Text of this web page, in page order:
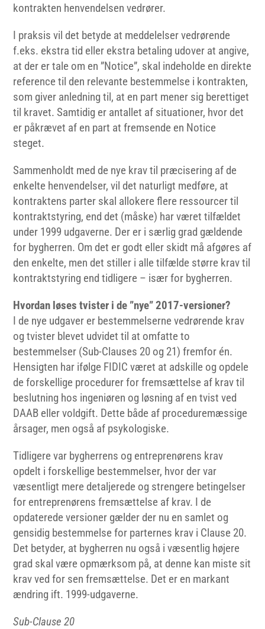
kontrakten henvendelsen vedrører.
I praksis vil det betyde at meddelelser vedrørende
f.eks. ekstra tid eller ekstra betaling udover at angive,
at der er tale om en ”Notice”, skal indeholde en direkte
reference til den relevante bestemmelse i kontrakten,
som giver anledning til, at en part mener sig berettiget
til kravet. Samtidig er antallet af situationer, hvor det
er påkrævet af en part at fremsende en Notice
steget.
Sammenholdt med de nye krav til præcisering af de
enkelte henvendelser, vil det naturligt medføre, at
kontraktens parter skal allokere flere ressourcer til
kontraktstyring, end det (måske) har været tilfældet
under 1999 udgaverne. Der er i særlig grad gældende
for bygherren. Om det er godt eller skidt må afgøres af
den enkelte, men det stiller i alle tilfælde større krav til
kontraktstyring end tidligere – især for bygherren.
Hvordan løses tvister i de ”nye” 2017-versioner?
I de nye udgaver er bestemmelserne vedrørende krav
og tvister blevet udvidet til at omfatte to
bestemmelser (Sub-Clauses 20 og 21) fremfor én.
Hensigten har ifølge FIDIC været at adskille og opdele
de forskellige procedurer for fremsættelse af krav til
beslutning hos ingeniøren og løsning af en tvist ved
DAAB eller voldgift. Dette både af proceduremæssige
årsager, men også af psykologiske.
Tidligere var bygherrens og entreprenørens krav
opdelt i forskellige bestemmelser, hvor der var
væsentligt mere detaljerede og strengere betingelser
for entreprenørens fremsættelse af krav. I de
opdaterede versioner gælder der nu en samlet og
gensidig bestemmelse for parternes krav i Clause 20.
Det betyder, at bygherren nu også i væsentlig højere
grad skal være opmærksom på, at denne kan miste sit
krav ved for sen fremsættelse. Det er en markant
ændring ift. 1999-udgaverne.
Sub-Clause 20